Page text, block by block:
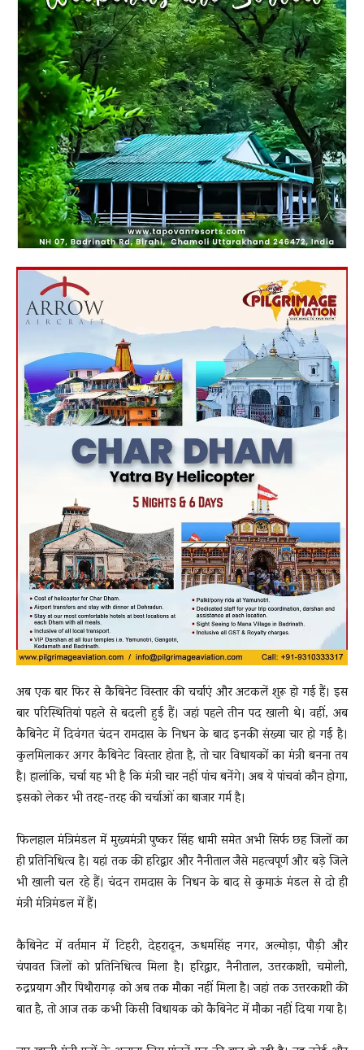
अब एक बार फिर से कैबिनेट विस्तार की चर्चाएं और अटकलें शुरू हो गई हैं। इस
बार परिस्थितियां पहले से बदली हुई हैं। जहां पहले तीन पद खाली थे। वहीं, अब
कैबिनेट में दिवंगत चंदन रामदास के निधन के बाद इनकी संख्या चार हो गई है।
कुलमिलाकर अगर कैबिनेट विस्तार होता है, तो चार विधायकों का मंत्री बनना तय
है। हालांकि, चर्चा यह भी है कि मंत्री चार नहीं पांच बनेंगे। अब ये पांचवां कौन होगा,
इसको लेकर भी तरह-तरह की चर्चाओं का बाजार गर्म है।
फिलहाल मंत्रिमंडल में मुख्यमंत्री पुष्कर सिंह धामी समेत अभी सिर्फ छह जिलों का
ही प्रतिनिधित्व है। यहां तक की हरिद्वार और नैनीताल जैसे महत्वपूर्ण और बड़े जिले
भी खाली चल रहे हैं। चंदन रामदास के निधन के बाद से कुमाऊं मंडल से दो ही
मंत्री मंत्रिमंडल में हैं।
कैबिनेट में वर्तमान में टिहरी, देहरादून, ऊधमसिंह नगर, अल्मोड़ा, पौड़ी और
चंपावत जिलों को प्रतिनिधित्व मिला है। हरिद्वार, नैनीताल, उत्तरकाशी, चमोली,
रुद्रप्रयाग और पिथौरागढ़ को अब तक मौका नहीं मिला है। जहां तक उत्तरकाशी की
बात है, तो आज तक कभी किसी विधायक को कैबिनेट में मौका नहीं दिया गया है।